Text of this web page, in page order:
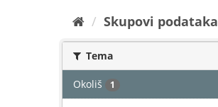
Skupovi podаtаkа
Tema
Okoliš 1